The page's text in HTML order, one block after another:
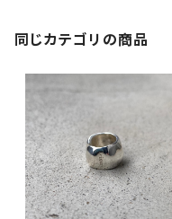
同じカテゴリの商品